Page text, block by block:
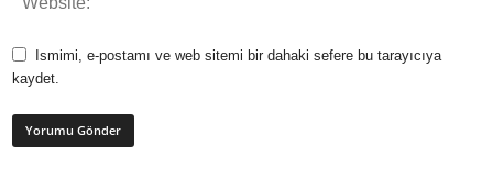
Ismimi, e-postamı ve web sitemi bir dahaki sefere bu tarayıcıya
kaydet.